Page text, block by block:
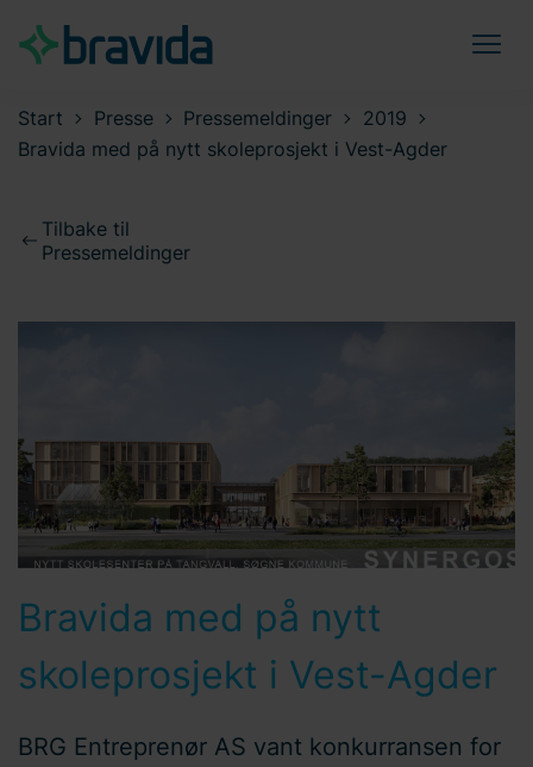
Start Presse Pressemeldinger
2019
Bravida med på nytt skoleprosjekt i Vest-Agder
Tilbake til
Pressemeldinger
Bravida med på nytt
skoleprosjekt i Vest-Agder
BRG Entreprenør AS vant konkurransen for